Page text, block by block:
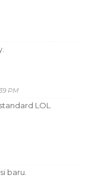
PM
LOL
baru.